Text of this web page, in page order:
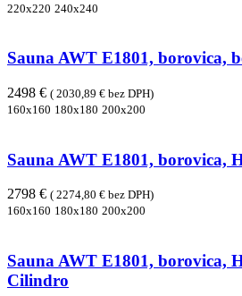
220x220 240x240
Sauna AWT E1801, borovica,
2498 € ( 2030,89 € bez DPH)
160x160 180x180 200x200
Sauna AWT E1801, borovica,
2798 € ( 2274,80 € bez DPH)
160x160 180x180 200x200
Sauna AWT E1801, borovica,
Cilindro